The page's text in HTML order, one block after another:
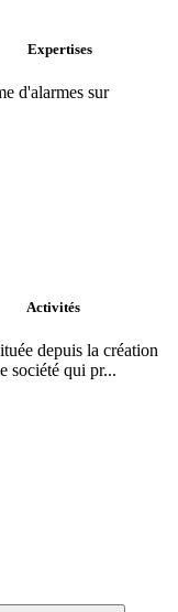
Expertises
d'alarmes sur
Activités
depuis la création
société qui pr...